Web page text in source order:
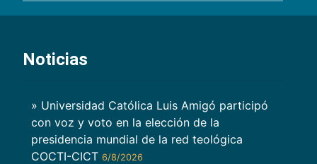
Noticias
» Universidad Católica Luis Amigó participó
con voz y voto en la elección de la
presidencia mundial de la red teológica
COCTI-CICT 6/8/2026